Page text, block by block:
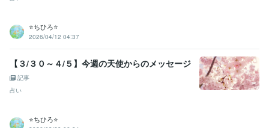
⭐️ちひろ⭐️
2026/04/12 04:37
【３/３０～４/５】今週の天使からのメッセージ
記事
占い
⭐️ちひろ⭐️